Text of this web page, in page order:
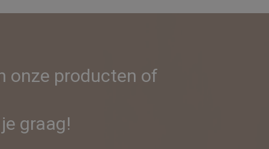
onze producten of
graag!